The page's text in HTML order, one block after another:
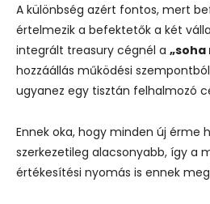
A különbség azért fontos, mert
értelmezik a befektetők a két
integrált treasury cégnél a „soha
hozzáállás működési
ugyanez egy tisztán felhalmozó
Ennek oka, hogy minden új érme
szerkezetileg alacsonyabb, így a
értékesítési nyomás is ennek